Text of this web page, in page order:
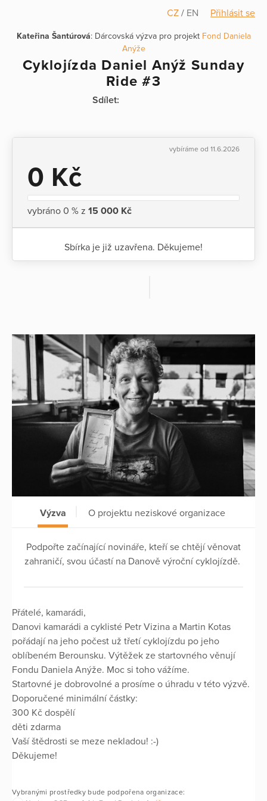
CZ / EN Přihlásit se
Kateřina Šantúrová: Dárcovská výzva pro projekt Fond Daniela
Anýže
Cyklojízda Daniel Anýž Sunday
Ride #3
Sdílet:
vybíráme od 11.6.2026
0 Kč
vybráno 0 % z 15 000 Kč
Sbírka je již uzavřena. Děkujeme!
Výzva O projektu neziskové organizace
Podpořte začínající novináře, kteří se chtějí věnovat
zahraničí, svou účastí na Danově výroční cyklojízdě.
Přátelé, kamarádi,
Danovi kamarádi a cyklisté Petr Vizina a Martin Kotas
pořádají na jeho počest už třetí cyklojízdu po jeho
oblíbeném Berounsku. Výtěžek ze startovného věnují
Fondu Daniela Anýže. Moc si toho vážíme.
Startovné je dobrovolné a prosíme o úhradu v této výzvě.
Doporučené minimální částky:
300 Kč dospělí
děti zdarma
Vaší štědrosti se meze nekladou! :-)
Děkujeme!
Vybranými prostředky bude podpořena organizace: